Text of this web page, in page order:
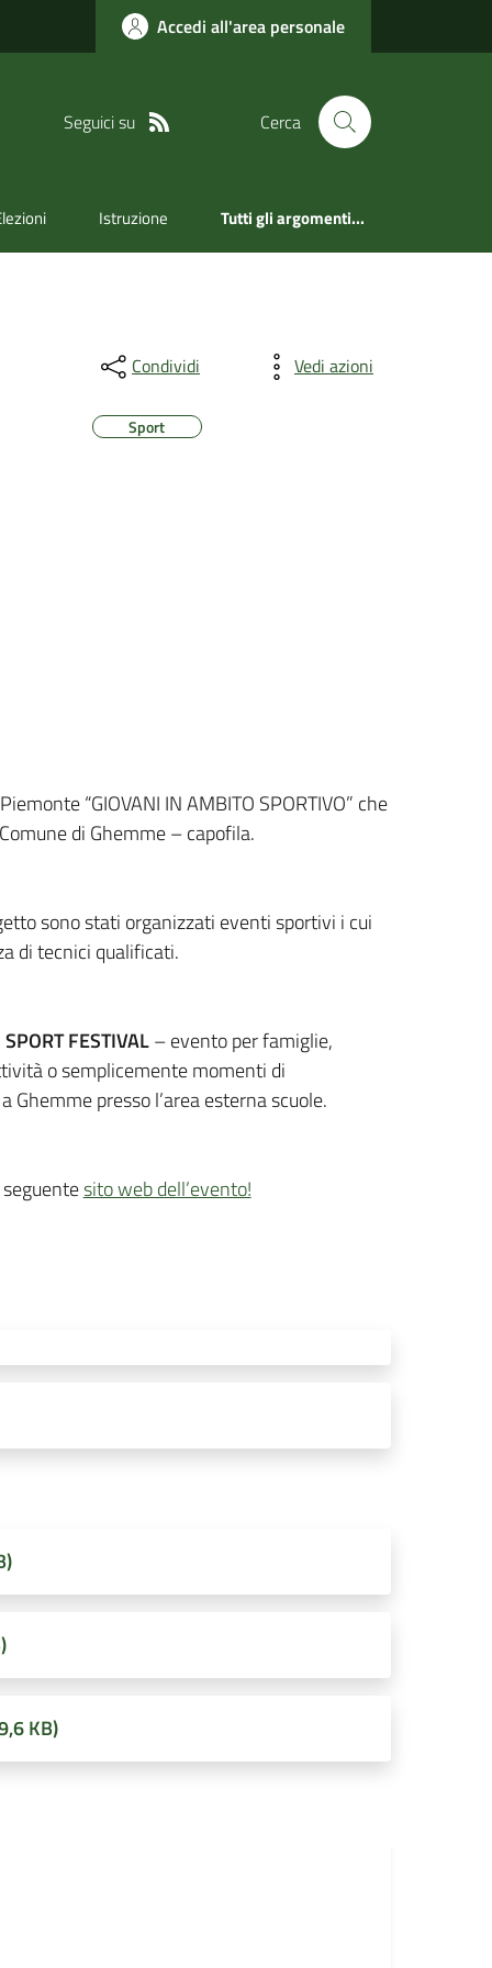
Accedi all'area personale
Seguici su Cerca
Istruzione Tutti gli argomenti...
Condividi Vedi azioni
Sport
“GIOVANI IN AMBITO SPORTIVO” che
di Ghemme – capofila.
sono stati organizzati eventi sportivi i cui
di tecnici qualificati.
FESTIVAL– evento per famiglie,
o semplicemente momenti di
presso l’area esterna scuole.
sito web dell’evento!
KB)